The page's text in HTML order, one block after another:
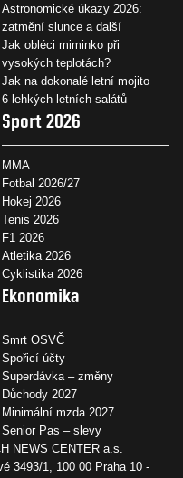
Astronomické úkazy 2026:
zatmění slunce a další
Jak obléci miminko při
vysokých teplotách?
Jak na dokonalé letní mojito
6 lehkých letních salátů
Sport 2026
MMA
Fotbal 2026/27
Hokej 2026
Tenis 2026
F1 2026
Atletika 2026
Cyklistika 2026
Ekonomika
Smrt OSVČ
Spořicí účty
Superdávka – změny
Důchody 2027
Minimální mzda 2027
Senior Pas – slevy
NEWS CENTER a.s.
3493/1, 100 00 Praha 10 -